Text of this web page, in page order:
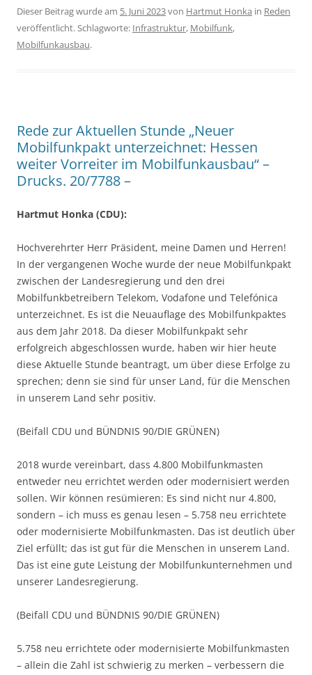
Dieser Beitrag wurde am 5. Juni 2023von Hartmut Honka in Reden
veröffentlicht. Schlagworte: Infrastruktur, Mobilfunk,
Mobilfunkausbau.
Rede zur Aktuellen Stunde „Neuer
Mobilfunkpakt unterzeichnet: Hessen
weiter Vorreiter im Mobilfunkausbau“ –
Drucks. 20/7788 –
Hartmut Honka (CDU):
Hochverehrter Herr Präsident, meine Damen und Herren!
In der vergangenen Woche wurde der neue Mobilfunkpakt
zwischen der Landesregierung und den drei
Mobilfunkbetreibern Telekom, Vodafone und Telefónica
unterzeichnet. Es ist die Neuauflage des Mobilfunkpaktes
aus dem Jahr 2018. Da dieser Mobilfunkpakt sehr
erfolgreich abgeschlossen wurde, haben wir hier heute
diese Aktuelle Stunde beantragt, um über diese Erfolge zu
sprechen; denn sie sind für unser Land, für die Menschen
in unserem Land sehr positiv.
(Beifall CDU und BÜNDNIS 90/DIE GRÜNEN)
2018 wurde vereinbart, dass 4.800 Mobilfunkmasten
entweder neu errichtet werden oder modernisiert werden
sollen. Wir können resümieren: Es sind nicht nur 4.800,
sondern – ich muss es genau lesen – 5.758 neu errichtete
oder modernisierte Mobilfunkmasten. Das ist deutlich über
Ziel erfüllt; das ist gut für die Menschen in unserem Land.
Das ist eine gute Leistung der Mobilfunkunternehmen und
unserer Landesregierung.
(Beifall CDU und BÜNDNIS 90/DIE GRÜNEN)
5.758 neu errichtete oder modernisierte Mobilfunkmasten
– allein die Zahl ist schwierig zu merken – verbessern die